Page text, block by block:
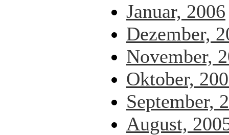
Januar, 2006
Dezember,
November,
Oktober,
September,
August,